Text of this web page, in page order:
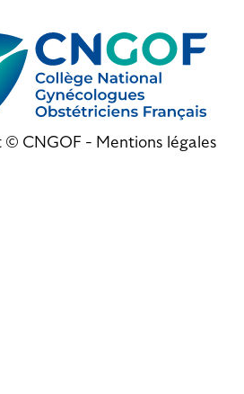
© CNGOF - Mentions légales